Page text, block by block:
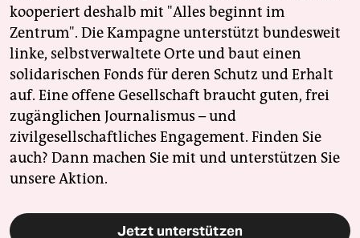
kooperiert deshalb mit "Alles beginnt im
Zentrum". Die Kampagne unterstützt bundesweit
linke, selbstverwaltete Orte und baut einen
solidarischen Fonds für deren Schutz und Erhalt
auf. Eine offene Gesellschaft braucht guten, frei
zugänglichen Journalismus – und
zivilgesellschaftliches Engagement. Finden Sie
auch? Dann machen Sie mit und unterstützen Sie
unsere Aktion.
Jetzt unterstützen